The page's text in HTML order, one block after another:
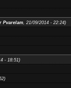
Pvarelam, 21/09/2014 - 22:24)
- 18:51)